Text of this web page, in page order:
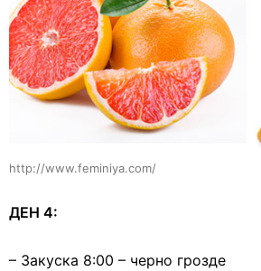
http://www.feminiya.com/
ДЕН 4:
– Закуска 8:00 – черно грозде